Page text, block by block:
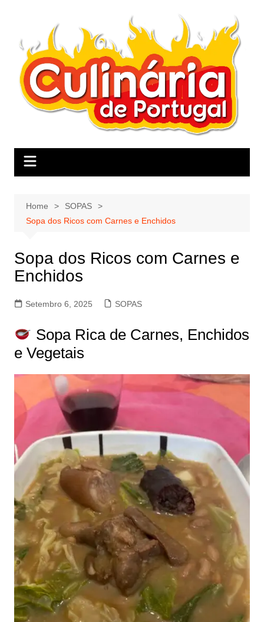
Home
SOPAS
Sopa dos Ricos com Carnes e Enchidos
Sopa dos Ricos com Carnes e
Enchidos
Setembro 6, 2025 SOPAS
Sopa Rica de Carnes, Enchidos
e Vegetais